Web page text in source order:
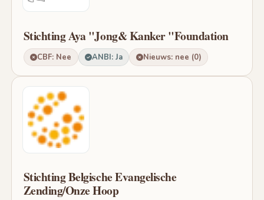
Stichting Aya "Jong& Kanker "Foundation
CBF: Nee ANBI: Ja Nieuws: nee (0)
Stichting Belgische Evangelische
Zending/Onze Hoop